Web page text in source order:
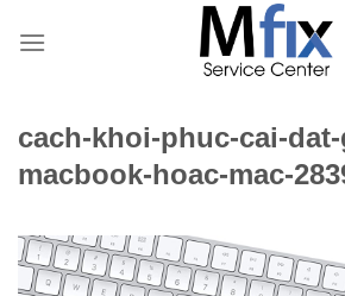
qua
cach-khoi-phuc-cai-
macbook-hoac-mac-